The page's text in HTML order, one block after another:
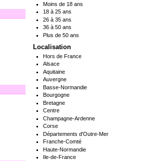
Moins de 18 ans
18 à 25 ans
26 à 35 ans
36 à 50 ans
Plus de 50 ans
Localisation
Hors de France
Alsace
Aquitaine
Auvergne
Basse-Normandie
Bourgogne
Bretagne
Centre
Champagne-Ardenne
Corse
Départements d'Outre-Mer
Franche-Comté
Haute-Normandie
Ile-de-France